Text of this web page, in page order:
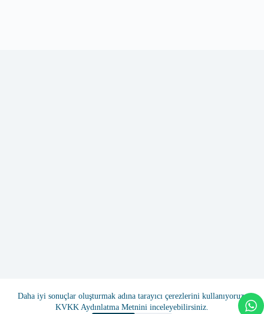
Daha iyi sonuçlar oluşturmak adına tarayıcı çerezlerini kullanıyoruz.
KVKK Aydınlatma Metnini inceleyebilirsiniz.
Homepage
Unternehmen
Unsere Dienstleistungen
KVKK Erläuterungstext